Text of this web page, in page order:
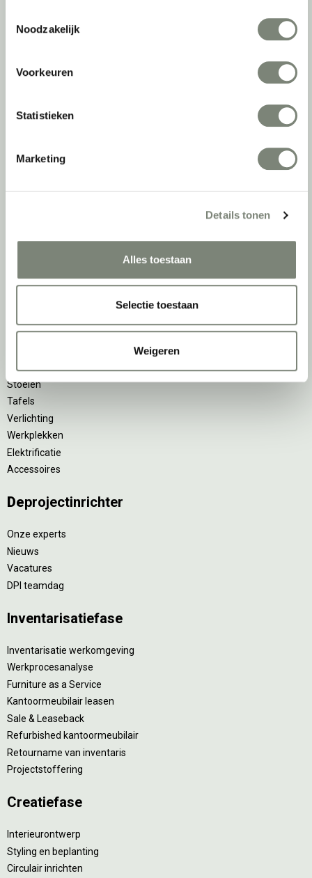
Noodzakelijk
Voorkeuren
Statistieken
Marketing
Details tonen
Alles toestaan
Selectie toestaan
Weigeren
Als grootste onafhankelijke projectinrichter én expert op het gebied
passie en enthousiasme in om juist dat voor onze klanten te
realiseren: de allerbeste werkomgeving. En dat doen we niet alleen
kijken we ook naar de toekomst. Naar hoe we werkomgevingen een
tweede leven kunnen geven, bijvoorbeeld. Maar ook door keer op
Duo bureaus
Zitmeubilair
Scheidingswanden
Stoelen
Tafels
Verlichting
Werkplekken
Elektrificatie
Accessoires
Deprojectinrichter
Onze experts
Nieuws
Vacatures
DPI teamdag
Inventarisatiefase
Inventarisatie werkomgeving
Werkprocesanalyse
Furniture as a Service
Kantoormeubilair leasen
Sale & Leaseback
Refurbished kantoormeubilair
Retourname van inventaris
Projectstoffering
Creatiefase
Interieurontwerp
Styling en beplanting
Circulair inrichten